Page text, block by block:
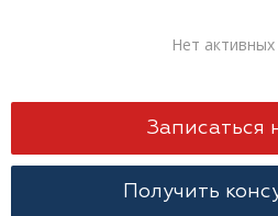
Нет активных
Записаться
Получить